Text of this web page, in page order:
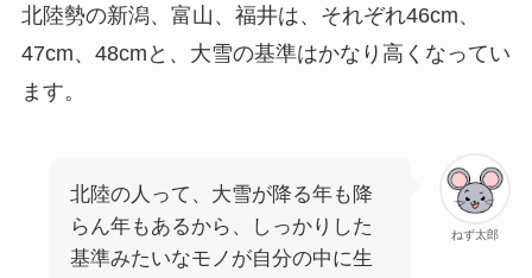
北陸勢の新潟、富山、福井は、それぞれ46cm、
47cm、48cmと、大雪の基準はかなり高くなってい
ます。
ねず太郎
北陸の人って、大雪が降る年も降
らん年もあるから、しっかりした
基準みたいなモノが自分の中に生